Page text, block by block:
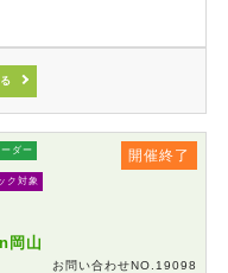
開催終了
ダー
ク対象
岡山
お問い合わせNO.19098